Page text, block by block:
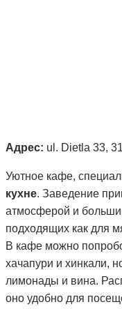
Адрес: ul. Dietla 33,
Уютное кафе,
кухне. Заведение
атмосферой и
подходящих как для
В кафе можно
хачапури и хинкали,
лимонады и вина.
оно удобно для